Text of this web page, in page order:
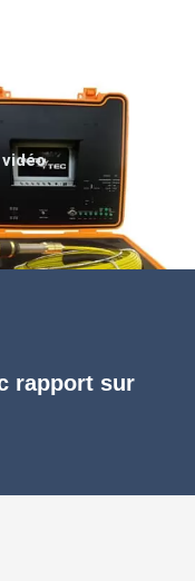
rapport sur